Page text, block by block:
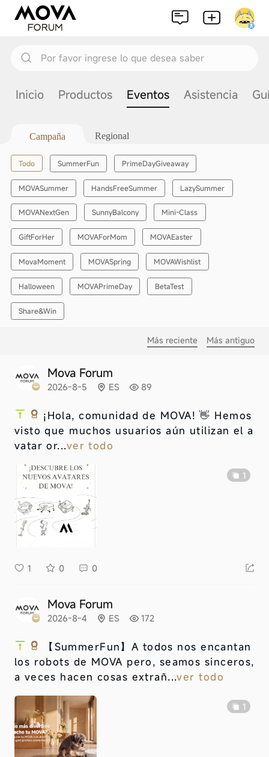
Por favor ingrese lo que desea saber
Inicio Productos Eventos Asistencia
Campaña Regional
Todo SummerFun PrimeDayGiveaway
MOVASummer HandsFreeSummer LazySummer
MOVANextGen SunnyBalcony Mini-Class
GiftForHer MOVAForMom MOVAEaster
MovaMoment MOVASpring MOVAWishlist
Halloween MOVAPrimeDay BetaTest
Share&Win
Más reciente Más antiguo
Mova Forum
2026-8-5 ES 89
¡Hola, comunidad de MOVA! 👋 Hemos
visto que muchos usuarios aún utilizan el a
vatar or...ver todo
1
1 0 0
Mova Forum
2026-8-4 ES 172
【SummerFun】 A todos nos encantan
los robots de MOVA pero, seamos sinceros,
a veces hacen cosas extrañ...ver todo
1